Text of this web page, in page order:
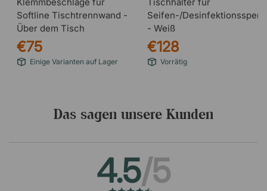
Softline Tischtrennwand -
Über dem Tisch
€75
Einige Varianten auf Lager
Seifen-/
- Weiß
€128
Vorrätig
Das sagen unsere Kunden
4.5/5